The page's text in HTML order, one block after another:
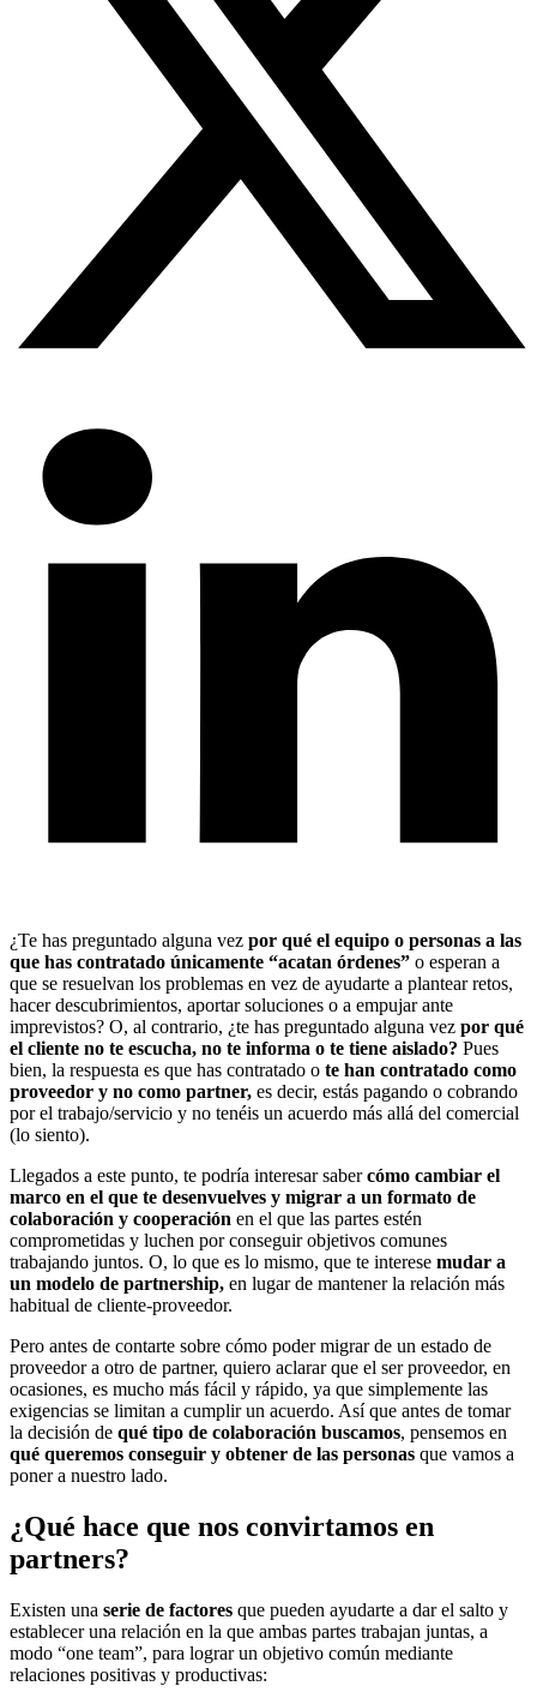
¿Te has preguntado alguna vez por qué el equipo o personas a las
que has contratado únicamente “acatan órdenes” o esperan a
que se resuelvan los problemas en vez de ayudarte a plantear retos,
hacer descubrimientos, aportar soluciones o a empujar ante
imprevistos? O, al contrario, ¿te has preguntado alguna vez por qué
el cliente no te escucha, no te informa o te tiene aislado? Pues
bien, la respuesta es que has contratado o te han contratado como
proveedor y no como partner, es decir, estás pagando o cobrando
por el trabajo/servicio y no tenéis un acuerdo más allá del comercial
(lo siento).
Llegados a este punto, te podría interesar sabercómo cambiar el
marco en el que te desenvuelves y migrar a un formato de
colaboración y cooperación en el que las partes estén
comprometidas y luchen por conseguir objetivos comunes
trabajando juntos. O, lo que es lo mismo, que te interese mudar a
un modelo de partnership, en lugar de mantener la relación más
habitual de cliente-proveedor.
Pero antes de contarte sobre cómo poder migrar de un estado de
proveedor a otro de partner, quiero aclarar que el ser proveedor, en
ocasiones, es mucho más fácil y rápido, ya que simplemente las
exigencias se limitan a cumplir un acuerdo. Así que antes de tomar
la decisión de qué tipo de colaboración buscamos, pensemos en
qué queremos conseguir y obtener de las personas que vamos a
poner a nuestro lado.
¿Qué hace que nos convirtamos en
partners?
Existen una serie de factores que pueden ayudarte a dar el salto y
establecer una relación en la que ambas partes trabajan juntas, a
modo “one team”, para lograr un objetivo común mediante
relaciones positivas y productivas: